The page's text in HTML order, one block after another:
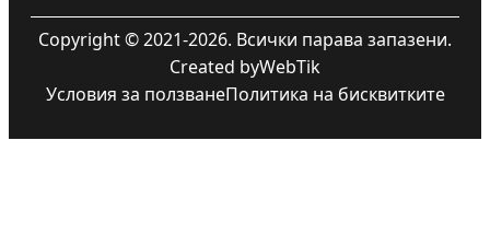
Copyright © 2021-2026. Всички парава запазени.
Created byWebTik
Условия за ползванеПолитика на бисквитките